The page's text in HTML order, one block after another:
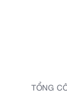
TỔNG